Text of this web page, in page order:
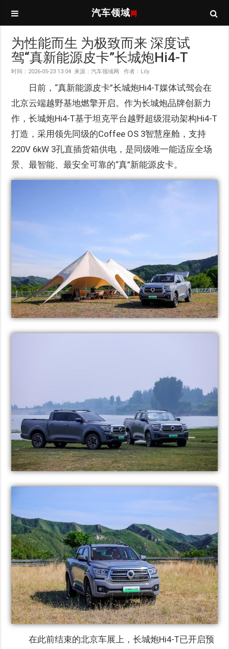
汽车领域 网
为性能而生 为极致而来 深度试
驾“真新能源皮卡”长城炮Hi4-T
时间：2026-05-23 13:04 来源：汽车领域网 作者：Lily
日前，“真新能源皮卡”长城炮Hi4-T媒体试驾会在
北京云端越野基地燃擎开启。作为长城炮品牌创新力
作，长城炮Hi4-T基于坦克平台越野超级混动架构Hi4-T
打造，采用领先同级的Coffee OS 3智慧座舱，支持
220V 6kW 3孔直插货箱供电，是同级唯一能适应全场
景、最智能、最安全可靠的“真”新能源皮卡。
在此前结束的北京车展上，长城炮Hi4-T已开启预